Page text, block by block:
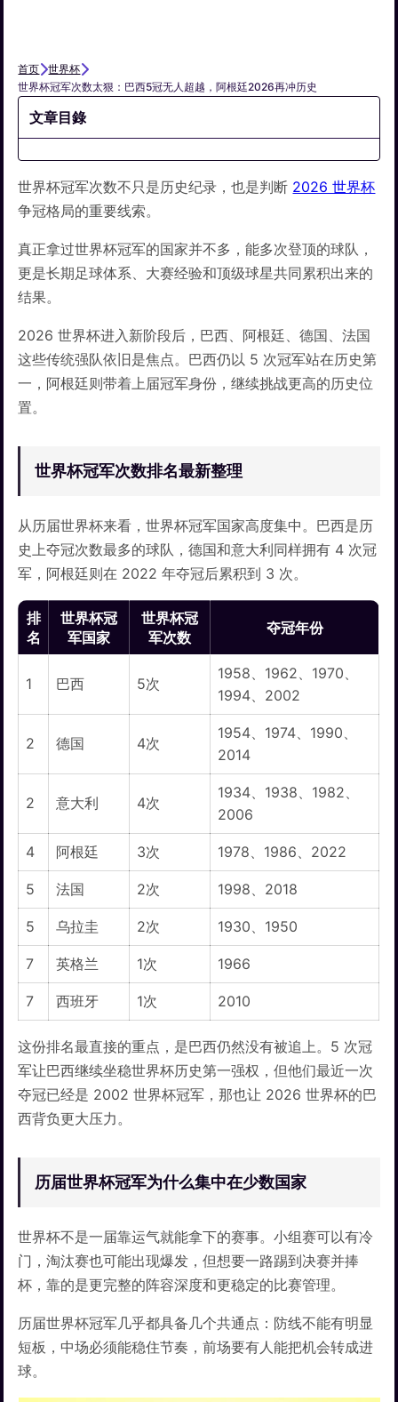
首页
世界杯
世界杯冠军次数太狠：巴西5冠无人超越，阿根廷2026再冲历史
文章目錄
世界杯冠军次数不只是历史纪录，也是判断 2026 世界杯
争冠格局的重要线索。
真正拿过世界杯冠军的国家并不多，能多次登顶的球队，
更是长期足球体系、大赛经验和顶级球星共同累积出来的
结果。
2026 世界杯进入新阶段后，巴西、阿根廷、德国、法国
这些传统强队依旧是焦点。巴西仍以 5 次冠军站在历史第
一，阿根廷则带着上届冠军身份，继续挑战更高的历史位
置。
世界杯冠军次数排名最新整理
从历届世界杯来看，世界杯冠军国家高度集中。巴西是历
史上夺冠次数最多的球队，德国和意大利同样拥有 4 次冠
军，阿根廷则在 2022 年夺冠后累积到 3 次。
排
名
世界杯冠
军国家
世界杯冠
军次数
夺冠年份
1 巴西 5次
1958、1962、1970、
1994、2002
2 德国 4次
1954、1974、1990、
2014
2 意大利 4次
1934、1938、1982、
2006
4 阿根廷 3次 1978、1986、2022
5 法国 2次 1998、2018
5 乌拉圭 2次 1930、1950
7 英格兰 1次 1966
7 西班牙 1次 2010
这份排名最直接的重点，是巴西仍然没有被追上。5 次冠
军让巴西继续坐稳世界杯历史第一强权，但他们最近一次
夺冠已经是 2002 世界杯冠军，那也让 2026 世界杯的巴
西背负更大压力。
历届世界杯冠军为什么集中在少数国家
世界杯不是一届靠运气就能拿下的赛事。小组赛可以有冷
门，淘汰赛也可能出现爆发，但想要一路踢到决赛并捧
杯，靠的是更完整的阵容深度和更稳定的比赛管理。
历届世界杯冠军几乎都具备几个共通点：防线不能有明显
短板，中场必须能稳住节奏，前场要有人能把机会转成进
球。